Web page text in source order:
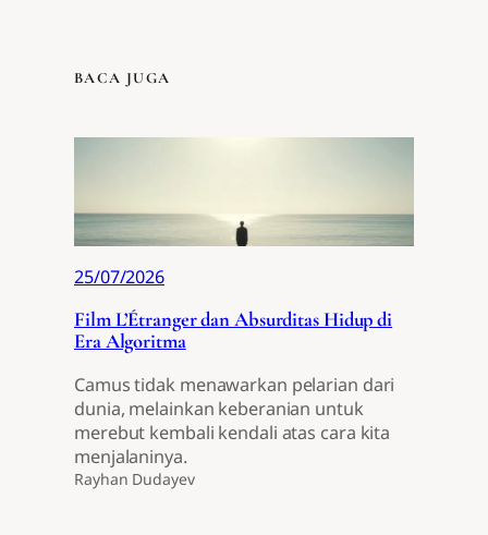
BACA JUGA
25/07/2026
Film L’Étranger dan Absurditas Hidup di
Era Algoritma
Camus tidak menawarkan pelarian dari
dunia, melainkan keberanian untuk
merebut kembali kendali atas cara kita
menjalaninya.
Rayhan Dudayev